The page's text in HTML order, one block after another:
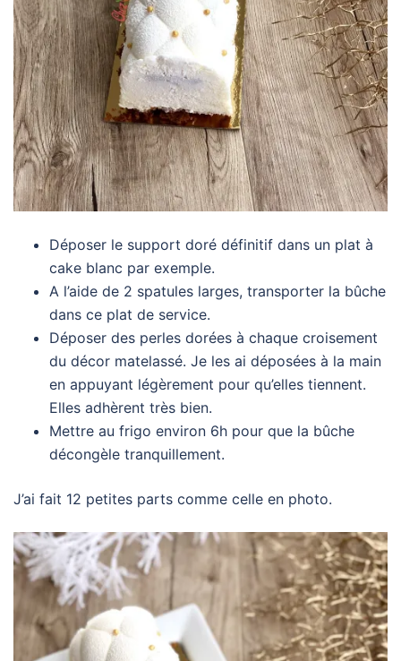
Déposer le support doré définitif dans un plat à
cake blanc par exemple.
A l’aide de 2 spatules larges, transporter la bûche
dans ce plat de service.
Déposer des perles dorées à chaque croisement
du décor matelassé. Je les ai déposées à la main
en appuyant légèrement pour qu’elles tiennent.
Elles adhèrent très bien.
Mettre au frigo environ 6h pour que la bûche
décongèle tranquillement.
J’ai fait 12 petites parts comme celle en photo.